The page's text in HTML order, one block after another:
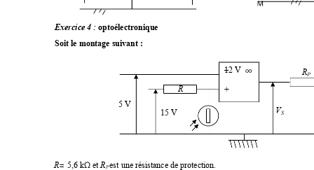
Exercice 4 : optoélectronique
Soit le montage suivant :
R= 5,6 kΩ et RP est une résistance de protection.
V
12
– ∞
+
R
5 V
VS
RP
15 V